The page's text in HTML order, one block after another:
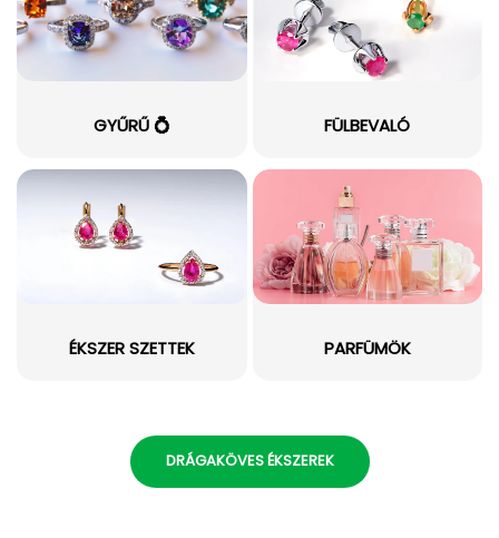
GYŰRŰ 💍 FÜLBEVALÓ
ÉKSZER SZETTEK PARFÜMÖK
DRÁGAKÖVES ÉKSZEREK